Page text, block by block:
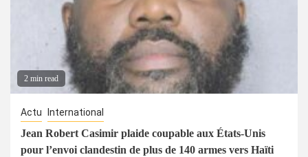
2 min read
Actu International
Jean Robert Casimir plaide coupable aux États-Unis
pour l’envoi clandestin de plus de 140 armes vers Haïti